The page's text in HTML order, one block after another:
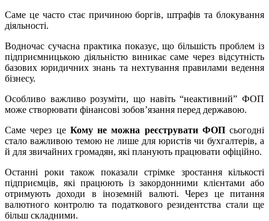
Саме це часто стає причиною боргів, штрафів та блокування
діяльності.
Водночас сучасна практика показує, що більшість проблем із
підприємницькою діяльністю виникає саме через відсутність
базових юридичних знань та нехтування правилами ведення
бізнесу.
Особливо важливо розуміти, що навіть “неактивний” ФОП
може створювати фінансові зобов’язання перед державою.
Саме через це Кому не можна реєструвати ФОПсьогодні
стало важливою темою не лише для юристів чи бухгалтерів, а
й для звичайних громадян, які планують працювати офіційно.
Останні роки також показали стрімке зростання кількості
підприємців, які працюють із закордонними клієнтами або
отримують доходи в іноземній валюті. Через це питання
валютного контролю та податкового резидентства стали ще
більш складними.